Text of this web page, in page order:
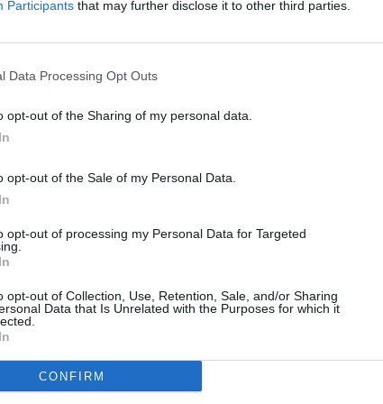
Participants that may further disclose it to other third parties.
Data Processing Opt Outs
opt-out of the Sharing of my personal data.
opt-out of the Sale of my Personal Data.
opt-out of processing my Personal Data for Targeted
opt-out of Collection, Use, Retention, Sale, and/or Sharing
Data that Is Unrelated with the Purposes for which it
CONFIRM
Adrian in Prerow auf seinem Weg zum Rettungsabzeichen in Silber.
nicht nur einen Sprung aus großer Höhe absolvieren, sondern auch
Johanna freut sich darauf, hier in Prerow den Kleinsten das
derweil mit der Rettung einer Person. Ein Einsatz, der sich als
bei der DLRG Jugend zu engagieren? „#ehrensache - die DLRG
und Janne bei ihrem Engagement als RettungsschwimmerInnen. Wir
am Meer und zeigen, was es bedeutet, Leben retten zu wollen. In 12
auch Wettkämpfe bestreitet, Ann-Berit (17), für die
ist, Johanna (17), die Schwimmkurse für Kinder leitet und
seine Prüfung für das Rettungsschwimmerabzeichen in Silber vor sich